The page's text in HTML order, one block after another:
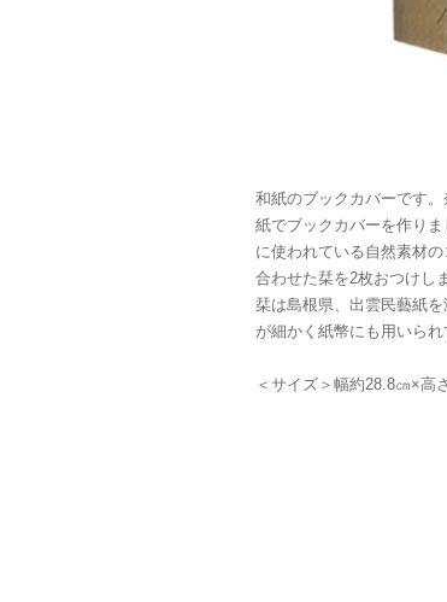
和紙のブックカバーです
紙でブックカバーを作り
に使われている自然素材
合わせた栞を2枚おつけし
栞は島根県、出雲民藝紙
が細かく紙幣にも用いられ
＜サイズ＞幅約28.8㎝×